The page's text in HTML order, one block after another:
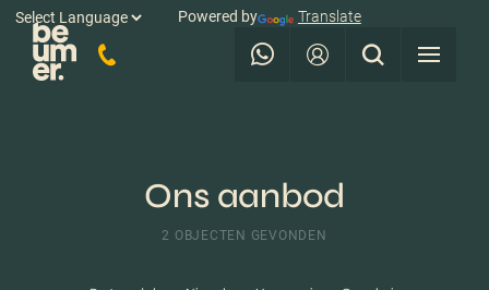
Powered by Translate
Ons aanbod
2 OBJECTEN GEVONDEN